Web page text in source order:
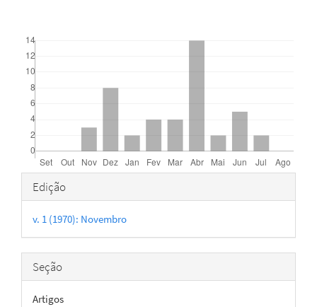
Detalhes
do
artigo
Edição
v. 1 (1970): Novembro
Seção
Artigos